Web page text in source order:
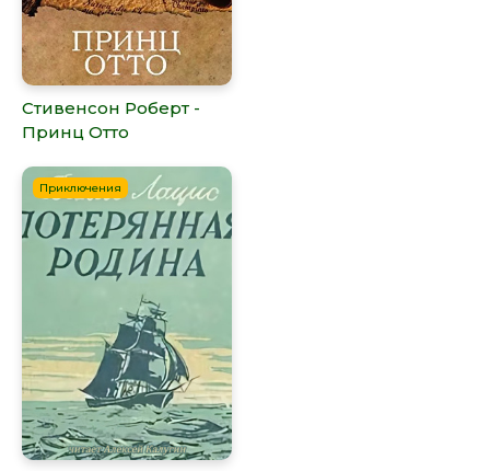
Стивенсон Роберт -
Принц Отто
Приключения